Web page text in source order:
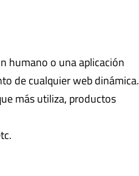
humano o una aplicación
de cualquier web dinámica.
más utiliza, productos